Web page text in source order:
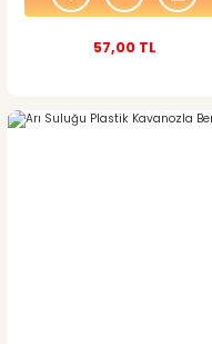
57,00 TL